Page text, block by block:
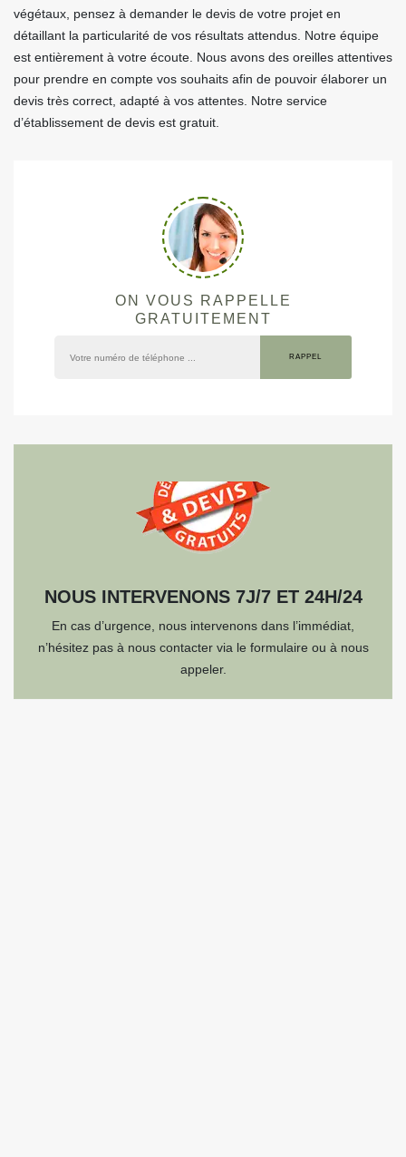
végétaux, pensez à demander le devis de votre projet en
détaillant la particularité de vos résultats attendus. Notre équipe
est entièrement à votre écoute. Nous avons des oreilles attentives
pour prendre en compte vos souhaits afin de pouvoir élaborer un
devis très correct, adapté à vos attentes. Notre service
d’établissement de devis est gratuit.
ON VOUS RAPPELLE
GRATUITEMENT
NOUS INTERVENONS 7J/7 ET 24H/24
En cas d’urgence, nous intervenons dans l’immédiat,
n’hésitez pas à nous contacter via le formulaire ou à nous
appeler.